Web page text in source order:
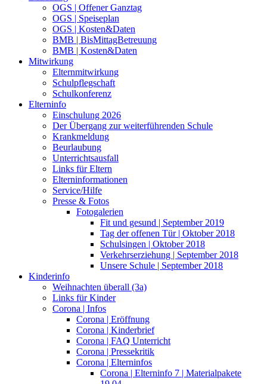
OGS | Offener Ganztag
OGS | Speiseplan
OGS | Kosten&Daten
BMB | BisMittagBetreuung
BMB | Kosten&Daten
Mitwirkung
Elternmitwirkung
Schulpflegschaft
Schulkonferenz
Elterninfo
Einschulung 2026
Der Übergang zur weiterführenden Schule
Krankmeldung
Beurlaubung
Unterrichtsausfall
Links für Eltern
Elterninformationen
Service/Hilfe
Presse & Fotos
Fotogalerien
Fit und gesund | September 2019
Tag der offenen Tür | Oktober 2018
Schulsingen | Oktober 2018
Verkehrserziehung | September 2018
Unsere Schule | September 2018
Kinderinfo
Weihnachten überall (3a)
Links für Kinder
Corona | Infos
Corona | Eröffnung
Corona | Kinderbrief
Corona | FAQ Unterricht
Corona | Pressekritik
Corona | Elterninfos
Corona | Elterninfo 7 | Materialpakete